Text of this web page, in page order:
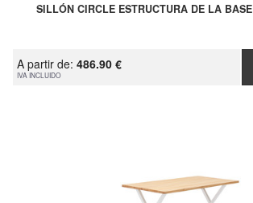
SILLÓN CIRCLE ESTRUCTURA DE LA
A partir de: 486.90 €
IVA INCLUIDO